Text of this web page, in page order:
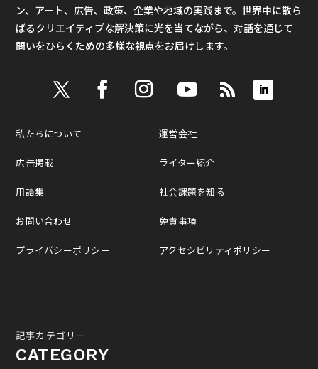
ン、アート、広告、政策、企業や地域の実践まで。世界中に散ら
ばるクリエイティブな解決策に光を当てながら、対話を通じて
問いをひらくための多様な視点をお届けします。
私たちについて
広告掲載
用語集
お問い合わせ
プライバシーポリシー
運営会社
ライター紹介
社会課題を知る
免責事項
アクセシビリティポリシー
記事カテゴリー
CATEGORY